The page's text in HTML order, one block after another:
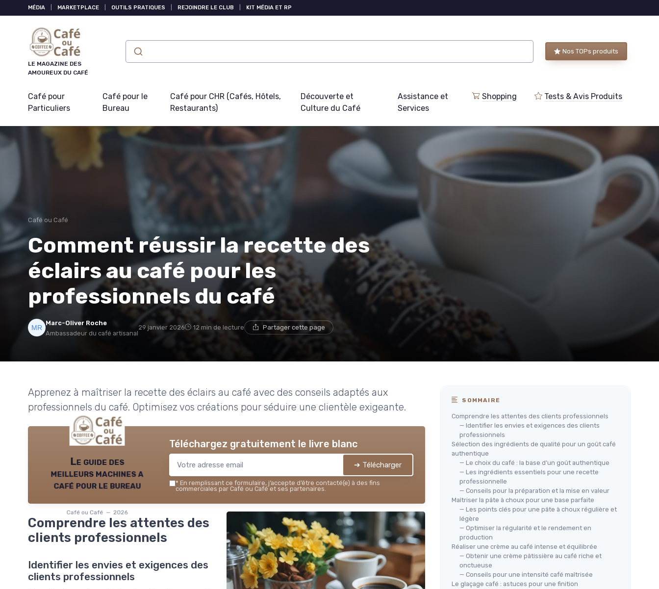
MÉDIA MARKETPLACE OUTILS PRATIQUES REJOINDRE LE CLUB KIT MÉDIA ET RP
LE MAGAZINE DES
AMOUREUX DU CAFÉ
Nos TOPs produits
Café pour
Particuliers
Café pour le
Bureau
Café pour CHR (Cafés, Hôtels,
Restaurants)
Découverte et
Culture du Café
Assistance et
Services
Shopping Tests & Avis Produits
Café ou Café
Comment réussir la recette des
éclairs au café pour les
professionnels du café
Marc-Oliver Roche
Ambassadeur du café artisanal
29 janvier 2026 12 min de lecture Partager cette page
Apprenez à maîtriser la recette des éclairs au café avec des conseils adaptés aux
professionnels du café. Optimisez vos créations pour séduire une clientèle exigeante.
Le guide des
meilleurs machines a
café pour le bureau
Café ou Café — 2026
Téléchargez gratuitement le livre blanc
➔ Télécharger
* En remplissant ce formulaire, j’accepte d’être contacté(e) à des fins
commerciales par Café ou Café et ses partenaires.
Comprendre les attentes des
clients professionnels
Identifier les envies et exigences des
clients professionnels
SOMMAIRE
Comprendre les attentes des clients professionnels
— Identifier les envies et exigences des clients
professionnels
Sélection des ingrédients de qualité pour un goût café
authentique
— Le choix du café : la base d’un goût authentique
— Les ingrédients essentiels pour une recette
professionnelle
— Conseils pour la préparation et la mise en valeur
Maîtriser la pâte à choux pour une base parfaite
— Les points clés pour une pâte à choux régulière et
légère
— Optimiser la régularité et le rendement en
production
Réaliser une crème au café intense et équilibrée
— Obtenir une crème pâtissière au café riche et
onctueuse
— Conseils pour une intensité café maîtrisée
Le glaçage café : astuces pour une finition
Panneau de gestion des cookies